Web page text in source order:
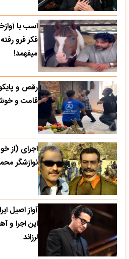
اسب با
فکر فرو
میفهمد!
رقص و
قامت و
اجرای (از
نوازشگر
آواز اصیل
این اجرا و
لرزاند